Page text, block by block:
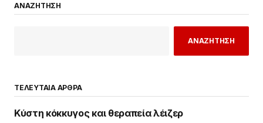
ΑΝΑΖΗΤΗΣΗ
ΑΝΑΖΗΤΗΣΗ
ΤΕΛΕΥΤΑΙΑ ΑΡΘΡΑ
Κύστη κόκκυγος και θεραπεία λέιζερ